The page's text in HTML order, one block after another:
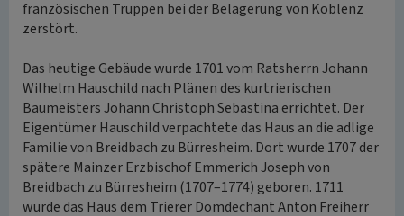
französischen Truppen bei der Belagerung von Koblenz
zerstört.
Das heutige Gebäude wurde 1701 vom Ratsherrn Johann
Wilhelm Hauschild nach Plänen des kurtrierischen
Baumeisters Johann Christoph Sebastina errichtet. Der
Eigentümer Hauschild verpachtete das Haus an die adlige
Familie von Breidbach zu Bürresheim. Dort wurde 1707 der
spätere Mainzer Erzbischof Emmerich Joseph von
Breidbach zu Bürresheim (1707–1774) geboren. 1711
wurde das Haus dem Trierer Domdechant Anton Freiherr